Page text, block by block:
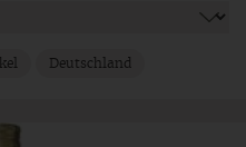
Deutschland